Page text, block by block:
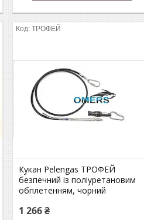
ТРОФЕЙ
Кукан Pelengas ТРОФЕЙ
безпечний із поліуретановим
обплетенням, чорний
1 266 ₴